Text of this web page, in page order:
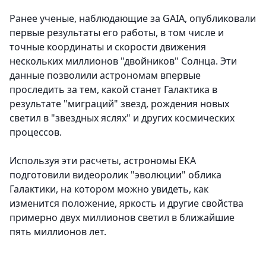
Ранее ученые, наблюдающие за GAIA, опубликовали
первые результаты его работы, в том числе и
точные координаты и скорости движения
нескольких миллионов "двойников" Солнца. Эти
данные позволили астрономам впервые
проследить за тем, какой станет Галактика в
результате "миграций" звезд, рождения новых
светил в "звездных яслях" и других космических
процессов.
Используя эти расчеты, астрономы ЕКА
подготовили видеоролик "эволюции" облика
Галактики, на котором можно увидеть, как
изменится положение, яркость и другие свойства
примерно двух миллионов светил в ближайшие
пять миллионов лет.